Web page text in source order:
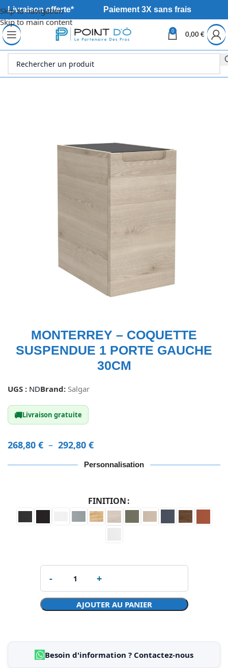
Skip to navigation
Skip to main content
Livraison offerte* Paiement 3X sans frais
0
0,00 €
Accueil Sanitaire Meuble
MONTERREY – COQUETTE
SUSPENDUE 1 PORTE GAUCHE
30CM
UGS : NDBrand: Salgar
🚚Livraison gratuite
268,80 € – 292,80 €
Personnalisation
FINITION
AJOUTER AU PANIER
Besoin d'information ? Contactez-nous